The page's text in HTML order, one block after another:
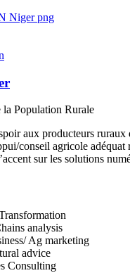
Population Rurale
aux producteurs ruraux
conseil agricole adéquat
sur les solutions
analysis
Ag marketing
advice
Consulting